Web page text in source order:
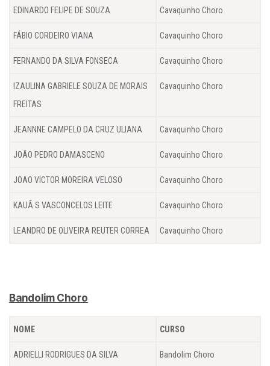
EDINARDO FELIPE DE SOUZA Cavaquinho Choro
FÁBIO CORDEIRO VIANA Cavaquinho Choro
FERNANDO DA SILVA FONSECA Cavaquinho Choro
IZAULINA GABRIELE SOUZA DE MORAIS
FREITAS
Cavaquinho Choro
JEANNNE CAMPELO DA CRUZ ULIANA Cavaquinho Choro
JOÃO PEDRO DAMASCENO Cavaquinho Choro
JOAO VICTOR MOREIRA VELOSO Cavaquinho Choro
KAUÃ S VASCONCELOS LEITE Cavaquinho Choro
LEANDRO DE OLIVEIRA REUTER CORREA Cavaquinho Choro
Bandolim Choro
NOME CURSO
ADRIELLI RODRIGUES DA SILVA Bandolim Choro